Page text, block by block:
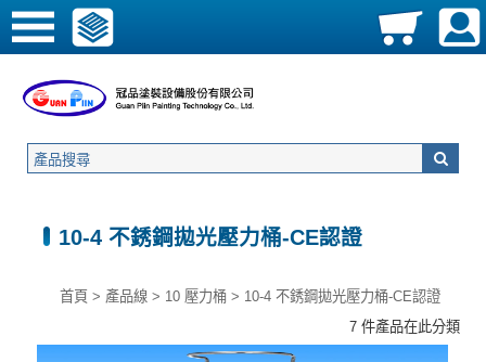
10-4 不銹鋼拋光壓力桶-CE認證
首頁 > 產品線 > 10 壓力桶 > 10-4 不銹鋼拋光壓力桶-CE認證
7 件產品在此分類